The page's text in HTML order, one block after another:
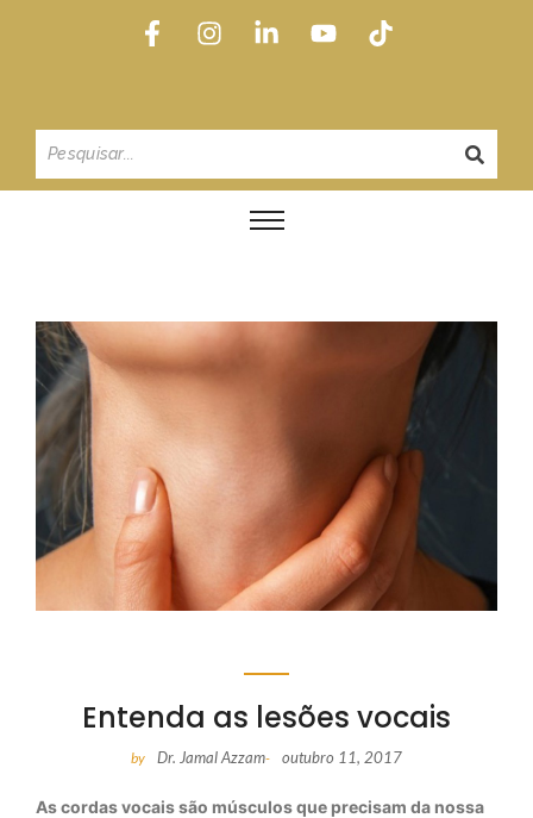
Entenda as lesões vocais
by Dr. Jamal Azzam- outubro 11, 2017
As cordas vocais são músculos que precisam da nossa